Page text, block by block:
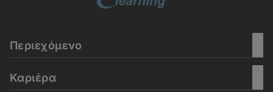
Περιεχόμενο
Καριέρα